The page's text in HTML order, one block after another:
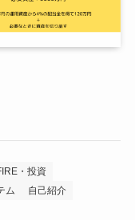
・投資
ム 自己紹介